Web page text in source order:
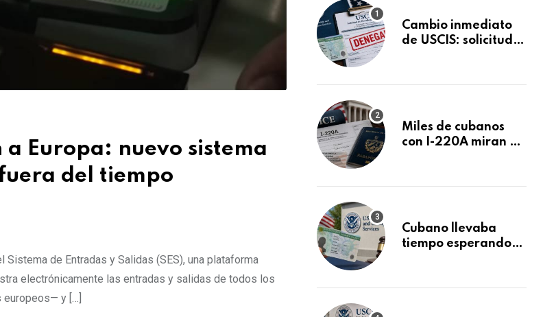
Europa: nuevo sistema
del tiempo
de Entradas y Salidas (SES), una plataforma
electrónicamente las entradas y salidas de todos los
y […]
Cambio inmediato
de USCIS: solicitudes
sin previo aviso
Miles de cubanos
con I-220A miran al
decidirse en una
Cubano llevaba
tiempo esperando
tras Writ of